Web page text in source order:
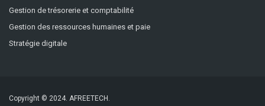
Gestion de trésorerie et comptabilité
Gestion des ressources humaines et paie
Stratégie digitale
Copyright © 2024. AFREETECH.